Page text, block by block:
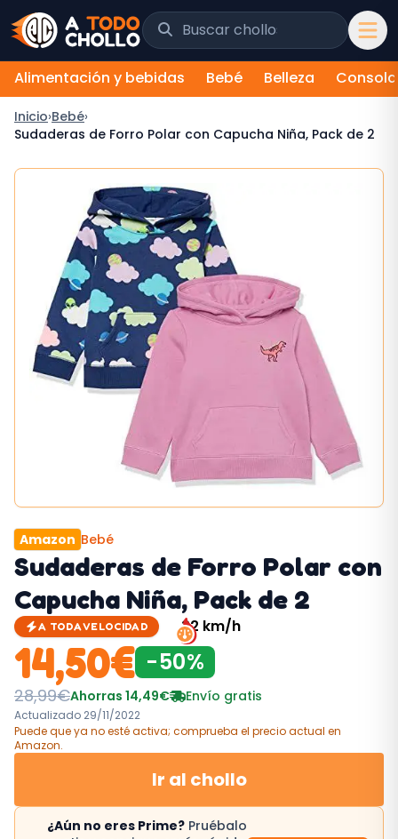
Saltar al contenido
Buscar chollos y tiendas
Alimentación y bebidas Bebé Belleza
Inicio›Bebé›
Sudaderas de Forro Polar con Capucha Niña, Pack de 2
Amazon Bebé
Sudaderas de Forro Polar con
Capucha Niña, Pack de 2
A TODA VELOCIDAD 32 km/h
14,50€ -50%
28,99€Ahorras 14,49€ Envío gratis
Actualizado 29/11/2022
Puede que ya no esté activa; comprueba el precio actual en
Amazon.
Ir al chollo
¿Aún no eres Prime? Pruébalo